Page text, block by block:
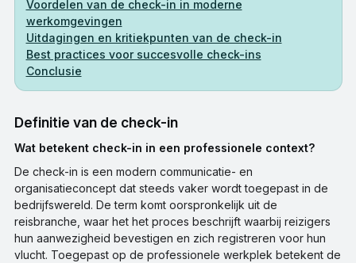
Voordelen van de check-in in moderne
werkomgevingen
Uitdagingen en kritiekpunten van de check-in
Best practices voor succesvolle check-ins
Conclusie
Definitie van de check-in
Wat betekent check-in in een professionele context?
De check-in is een modern communicatie- en
organisatieconcept dat steeds vaker wordt toegepast in de
bedrijfswereld. De term komt oorspronkelijk uit de
reisbranche, waar het het proces beschrijft waarbij reizigers
hun aanwezigheid bevestigen en zich registreren voor hun
vlucht. Toegepast op de professionele werkplek betekent de